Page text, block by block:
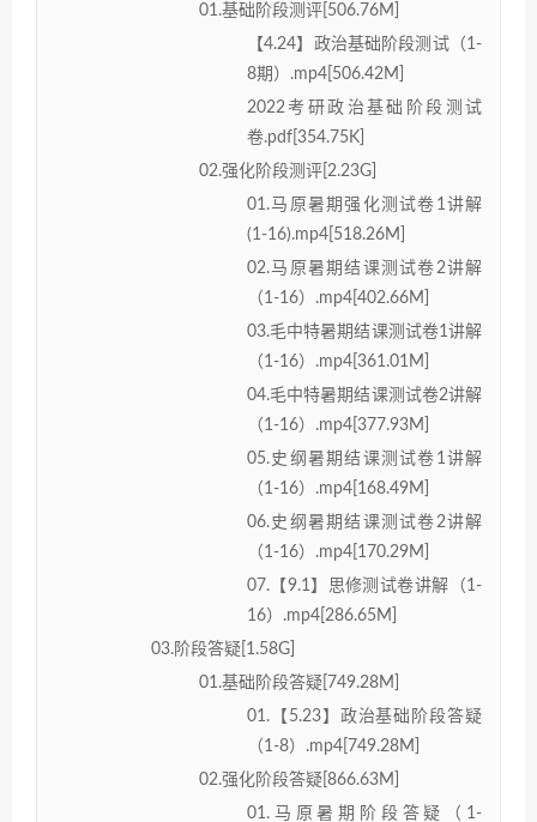
01.基础阶段测评[506.76M]
【4.24】政治基础阶段测试（1-
8期）.mp4[506.42M]
2022考研政治基础阶段测试
卷.pdf[354.75K]
02.强化阶段测评[2.23G]
01.马原暑期强化测试卷1讲解
(1-16).mp4[518.26M]
02.马原暑期结课测试卷2讲解
（1-16）.mp4[402.66M]
03.毛中特暑期结课测试卷1讲解
（1-16）.mp4[361.01M]
04.毛中特暑期结课测试卷2讲解
（1-16）.mp4[377.93M]
05.史纲暑期结课测试卷1讲解
（1-16）.mp4[168.49M]
06.史纲暑期结课测试卷2讲解
（1-16）.mp4[170.29M]
07.【9.1】思修测试卷讲解（1-
16）.mp4[286.65M]
03.阶段答疑[1.58G]
01.基础阶段答疑[749.28M]
01.【5.23】政治基础阶段答疑
（1-8）.mp4[749.28M]
02.强化阶段答疑[866.63M]
01.马原暑期阶段答疑（1-